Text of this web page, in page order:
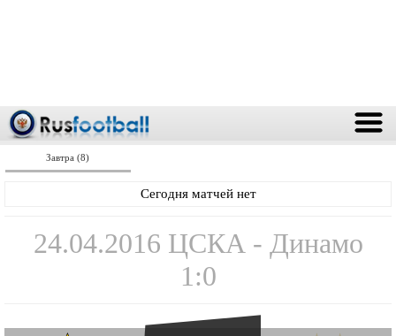
Завтра (8)
Сегодня матчей нет
24.04.2016 ЦСКА - Динамо
1:0